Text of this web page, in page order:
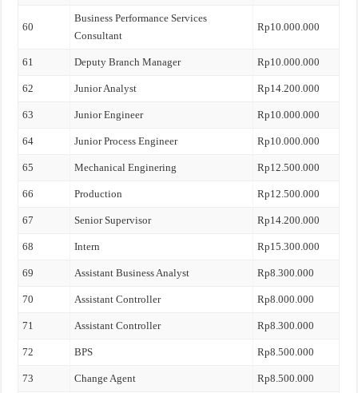
60
Business Performance Services
Consultant
Rp10.000.000
61 Deputy Branch Manager Rp10.000.000
62 Junior Analyst Rp14.200.000
63 Junior Engineer Rp10.000.000
64 Junior Process Engineer Rp10.000.000
65 Mechanical Enginering Rp12.500.000
66 Production Rp12.500.000
67 Senior Supervisor Rp14.200.000
68 Intern Rp15.300.000
69 Assistant Business Analyst Rp8.300.000
70 Assistant Controller Rp8.000.000
71 Assistant Controller Rp8.300.000
72 BPS Rp8.500.000
73 Change Agent Rp8.500.000